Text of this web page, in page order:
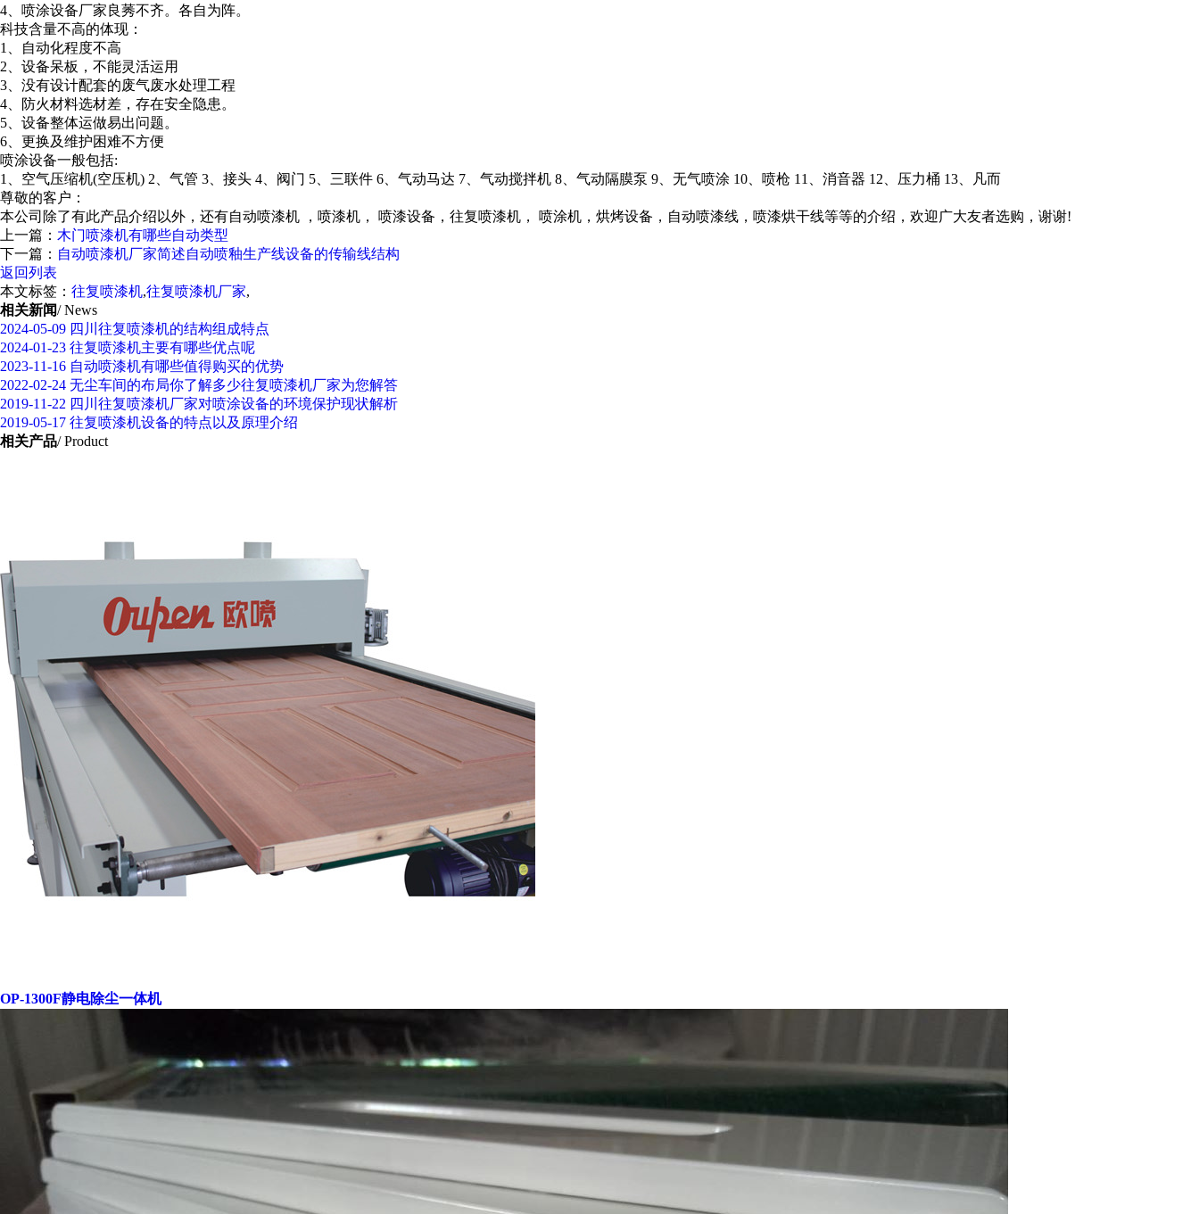
4、喷涂设备厂家良莠不齐。各自为阵。
科技含量不高的体现：
1、自动化程度不高
2、设备呆板，不能灵活运用
3、没有设计配套的废气废水处理工程
4、防火材料选材差，存在安全隐患。
5、设备整体运做易出问题。
6、更换及维护困难不方便
喷涂设备一般包括:
1、空气压缩机(空压机) 2、气管 3、接头 4、阀门 5、三联件 6、气动马达 7、气动搅拌机 8、气动隔膜泵 9、无气喷涂 10、喷枪 11、消音器 12、压力桶 13、凡而
尊敬的客户：
本公司除了有此产品介绍以外，还有自动喷漆机 ，喷漆机， 喷漆设备，往复喷漆机， 喷涂机，烘烤设备，自动喷漆线，喷漆烘干线等等的介绍，欢迎广大友者选购，谢谢!
上一篇： 木门喷漆机有哪些自动类型
下一篇： 自动喷漆机厂家简述自动喷釉生产线设备的传输线结构
返回列表
本文标签： 往复喷漆机,往复喷漆机厂家,
相关新闻/ News
2024-05-09 四川往复喷漆机的结构组成特点
2024-01-23 往复喷漆机主要有哪些优点呢
2023-11-16 自动喷漆机有哪些值得购买的优势
2022-02-24 无尘车间的布局你了解多少往复喷漆机厂家为您解答
2019-11-22 四川往复喷漆机厂家对喷涂设备的环境保护现状解析
2019-05-17 往复喷漆机设备的特点以及原理介绍
相关产品/ Product
OP-1300F静电除尘一体机